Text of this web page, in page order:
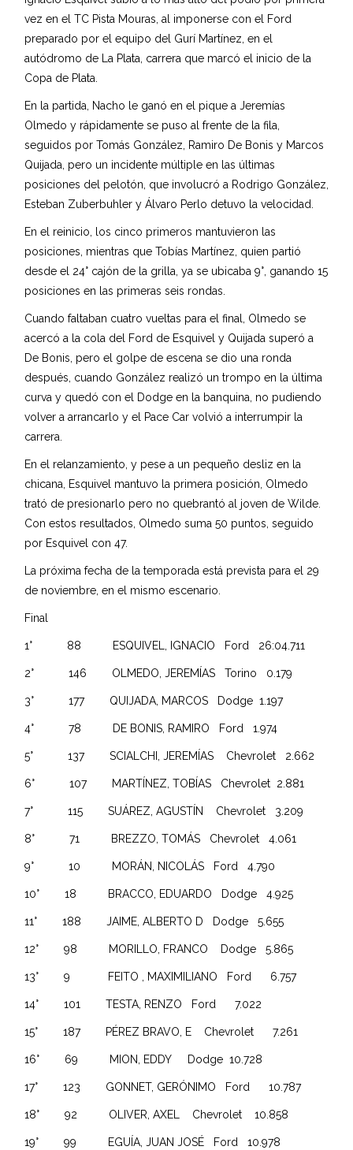
vez en el TC Pista Mouras, al imponerse con el Ford
preparado por el equipo del Gurí Martínez, en el
autódromo de La Plata, carrera que marcó el inicio de la
Copa de Plata.
En la partida, Nacho le ganó en el pique a Jeremías
Olmedo y rápidamente se puso al frente de la fila,
seguidos por Tomás González, Ramiro De Bonis y Marcos
Quijada, pero un incidente múltiple en las últimas
posiciones del pelotón, que involucró a Rodrigo González,
Esteban Zuberbuhler y Álvaro Perlo detuvo la velocidad.
En el reinicio, los cinco primeros mantuvieron las
posiciones, mientras que Tobías Martínez, quien partió
desde el 24° cajón de la grilla, ya se ubicaba 9°, ganando 15
posiciones en las primeras seis rondas.
Cuando faltaban cuatro vueltas para el final, Olmedo se
acercó a la cola del Ford de Esquivel y Quijada superó a
De Bonis, pero el golpe de escena se dio una ronda
después, cuando González realizó un trompo en la última
curva y quedó con el Dodge en la banquina, no pudiendo
volver a arrancarlo y el Pace Car volvió a interrumpir la
carrera.
En el relanzamiento, y pese a un pequeño desliz en la
chicana, Esquivel mantuvo la primera posición, Olmedo
trató de presionarlo pero no quebrantó al joven de Wilde.
Con estos resultados, Olmedo suma 50 puntos, seguido
por Esquivel con 47.
La próxima fecha de la temporada está prevista para el 29
de noviembre, en el mismo escenario.
Final
1° 88 ESQUIVEL, IGNACIO Ford 26:04.711
2° 146 OLMEDO, JEREMÍAS Torino 0.179
3° 177 QUIJADA, MARCOS Dodge 1.197
4° 78 DE BONIS, RAMIRO Ford 1.974
5° 137 SCIALCHI, JEREMÍAS Chevrolet 2.662
6° 107 MARTÍNEZ, TOBÍAS Chevrolet 2.881
7° 115 SUÁREZ, AGUSTÍN Chevrolet 3.209
8° 71 BREZZO, TOMÁS Chevrolet 4.061
9° 10 MORÁN, NICOLÁS Ford 4.790
10° 18 BRACCO, EDUARDO Dodge 4.925
11° 188 JAIME, ALBERTO D Dodge 5.655
12° 98 MORILLO, FRANCO Dodge 5.865
13° 9 FEITO , MAXIMILIANO Ford 6.757
14° 101 TESTA, RENZO Ford 7.022
15° 187 PÉREZ BRAVO, E Chevrolet 7.261
16° 69 MION, EDDY Dodge 10.728
17° 123 GONNET, GERÓNIMO Ford 10.787
18° 92 OLIVER, AXEL Chevrolet 10.858
19° 99 EGUÍA, JUAN JOSÉ Ford 10.978